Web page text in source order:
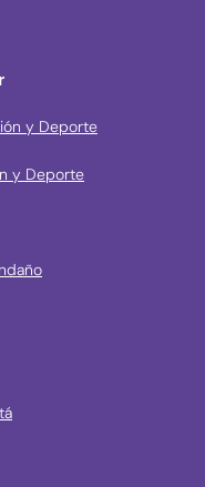
y Deporte
y Deporte